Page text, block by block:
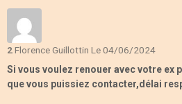
2Florence Guillottin Le 04/06/2024
Si vous voulez renouer avec votre ex
que vous puissiez contacter,délai